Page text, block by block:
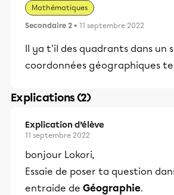
Mathématiques
Secondaire 2 • 11 septembre 2022
Il ya t'il des quadrants dans un
coordonnées géographiques
Explications (2)
Explication d’élève
11 septembre 2022
bonjour Lokori,
Essaie de poser ta question
entraide de Géographie.